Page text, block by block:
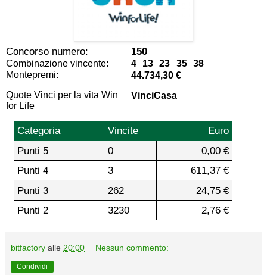
Concorso numero: 150
Combinazione vincente:
4 13 23 35 38
Montepremi:
44.734,30 €
Quote Vinci per la vita Win
for Life
VinciCasa
Categoria Vincite
Euro
Punti 5
0
0,00 €
Punti 4
3
611,37 €
Punti 3
262
24,75 €
Punti 2
3230 2,76 €
bitfactory alle 20:00 Nessun commento:
Condividi